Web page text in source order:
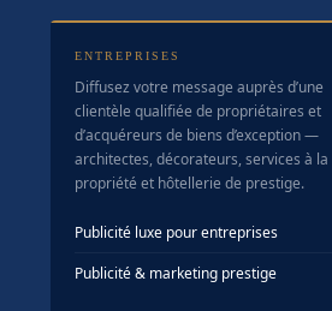
ENTREPRISES
Diffusez votre message auprès d’une
clientèle qualifiée de propriétaires et
d’acquéreurs de biens d’exception —
architectes, décorateurs, services à la
propriété et hôtellerie de prestige.
Publicité luxe pour entreprises
Publicité & marketing prestige